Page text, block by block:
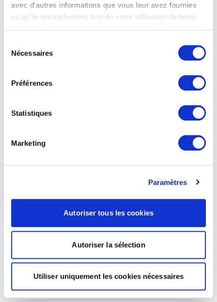
avec d'autres informations que vous leur avez fournies
ou qu'ils ont collectées lors de votre utilisation de leurs
Nécessaires
Préférences
Statistiques
Marketing
Paramètres
Autoriser tous les cookies
Autoriser la sélection
Utiliser uniquement les cookies nécessaires